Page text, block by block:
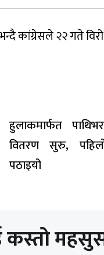
कांग्रेसले २२ गते
हुलाकमार्फत
वितरण सुरु,
पठाइयो
कस्तो